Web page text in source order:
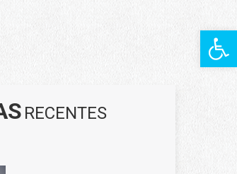
Barra de
RECENTES